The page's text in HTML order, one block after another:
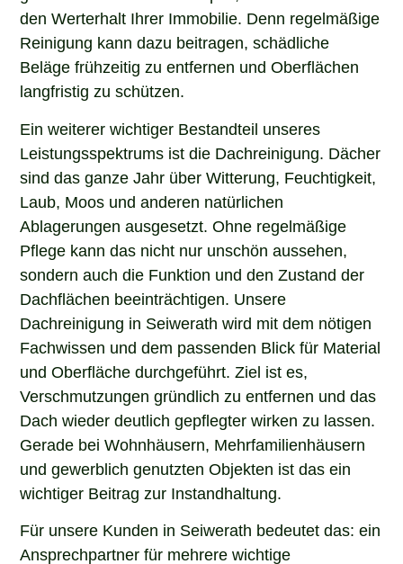
den Werterhalt Ihrer Immobilie. Denn regelmäßige
Reinigung kann dazu beitragen, schädliche
Beläge frühzeitig zu entfernen und Oberflächen
langfristig zu schützen.
Ein weiterer wichtiger Bestandteil unseres
Leistungsspektrums ist die Dachreinigung. Dächer
sind das ganze Jahr über Witterung, Feuchtigkeit,
Laub, Moos und anderen natürlichen
Ablagerungen ausgesetzt. Ohne regelmäßige
Pflege kann das nicht nur unschön aussehen,
sondern auch die Funktion und den Zustand der
Dachflächen beeinträchtigen. Unsere
Dachreinigung in Seiwerath wird mit dem nötigen
Fachwissen und dem passenden Blick für Material
und Oberfläche durchgeführt. Ziel ist es,
Verschmutzungen gründlich zu entfernen und das
Dach wieder deutlich gepflegter wirken zu lassen.
Gerade bei Wohnhäusern, Mehrfamilienhäusern
und gewerblich genutzten Objekten ist das ein
wichtiger Beitrag zur Instandhaltung.
Für unsere Kunden in Seiwerath bedeutet das: ein
Ansprechpartner für mehrere wichtige